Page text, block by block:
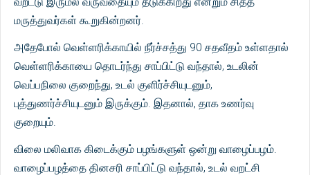
மருத்துவர்கள் கூறுகின்றனர்.
அதேபோல் வெள்ளரிக்காயில் நீர்ச்சத்து 90 சதவீதம் உள்ளதால்
வெள்ளரிக்காயை தொடர்ந்து சாப்பிட்டு வந்தால், உடலின்
வெப்பநிலை குறைந்து, உடல் குளிர்ச்சியுடனும்,
புத்துணர்ச்சியுடனும் இருக்கும். இதனால், தாக உணர்வு
குறையும்.
விலை மலிவாக கிடைக்கும் பழங்களுள் ஒன்று வாழைப்பழம்.
வாழைப்பழத்தை தினசரி சாப்பிட்டு வந்தால், உடல் வறட்சி